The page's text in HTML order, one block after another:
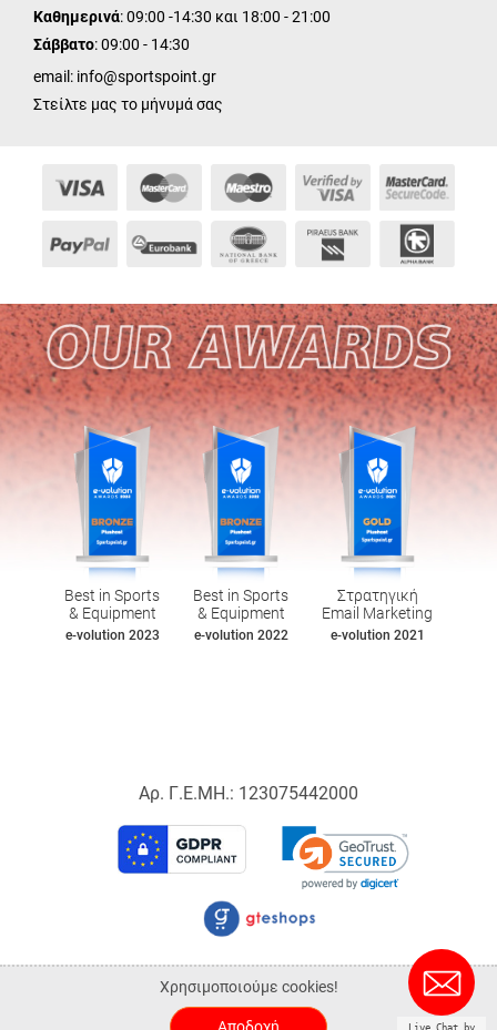
Καθημερινά: 09:00 -14:30 και 18:00 - 21:00
Σάββατο: 09:00 - 14:30
email: info@sportspoint.gr
Στείλτε μας το μήνυμά σας
Best in Sports
& Equipment
e-volution 2023
Best in Sports
& Equipment
e-volution 2022
Στρατηγική
Email Marketing
e-volution 2021
Αρ. Γ.Ε.ΜΗ.: 123075442000
© 2026 Sportspoint.gr.
ALL-IN-ONE eCommerce Business Development by Plushost.gr
Χρησιμοποιούμε cookies!
Live Chat by